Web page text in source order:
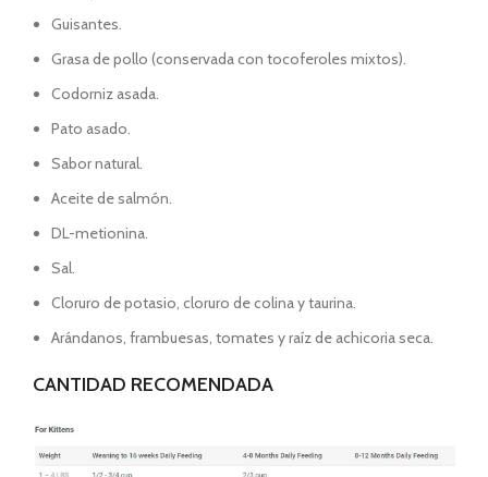
Guisantes.
Grasa de pollo (conservada con tocoferoles mixtos).
Codorniz asada.
Pato asado.
Sabor natural.
Aceite de salmón.
DL-metionina.
Sal.
Cloruro de potasio, cloruro de colina y taurina.
Arándanos, frambuesas, tomates y raíz de achicoria seca.
CANTIDAD RECOMENDADA